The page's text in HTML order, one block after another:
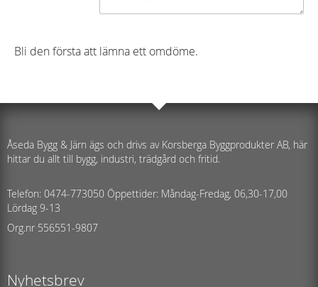
Bli den första att lämna ett omdöme.
Åseda Bygg & Järn ägs och drivs av Korsberga Byggprodukter AB, här
hittar du allt till bygg, industri, trädgård och fritid.
Telefon: 0474-773050 Öppettider: Måndag-Fredag, 06,30-17,00
Lördag 9-13
Org.nr 556551-9807
Nyhetsbrev